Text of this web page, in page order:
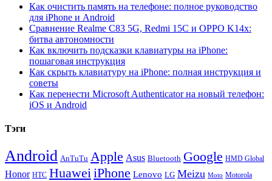
Как очистить память на телефоне: полное руководство
для iPhone и Android
Сравнение Realme C83 5G, Redmi 15C и OPPO K14x:
битва автономности
Как включить подсказки клавиатуры на iPhone:
пошаговая инструкция
Как скрыть клавиатуру на iPhone: полная инструкция и
советы
Как перенести Microsoft Authenticator на новый телефон:
iOS и Android
Тэги
Android AnTuTu Apple Asus Bluetooth Google HMD Global
Honor HTC HuaweiiPhone Lenovo LG Meizu Moto Motorola